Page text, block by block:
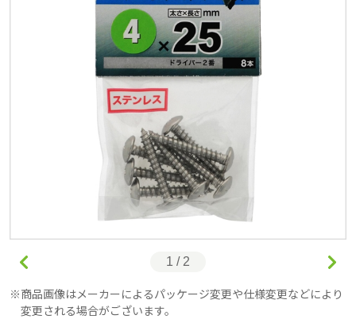
1 / 2
商品画像はメーカーによるパッケージ変更や仕様変更などにより
変更される場合がございます。